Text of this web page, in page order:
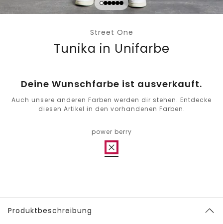
Street One
Tunika in Unifarbe
Deine Wunschfarbe ist ausverkauft.
Auch unsere anderen Farben werden dir stehen. Entdecke
diesen Artikel in den vorhandenen Farben.
power berry
Produktbeschreibung